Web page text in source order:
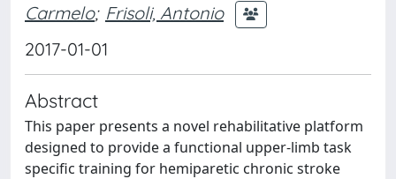
Carmelo; Frisoli, Antonio
2017-01-01
Abstract
This paper presents a novel rehabilitative platform
designed to provide a functional upper-limb task
specific training for hemiparetic chronic stroke